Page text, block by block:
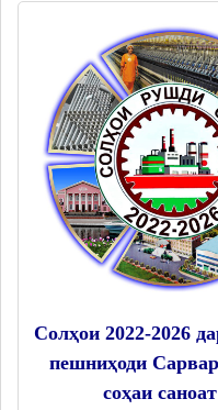
Солҳои 2022-2026
пешниҳоди
соҳаи